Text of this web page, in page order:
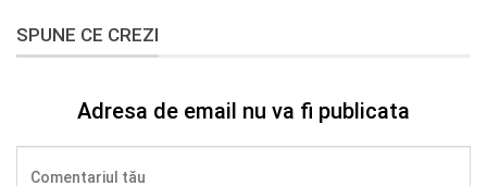
SPUNE CE CREZI
Adresa de email nu va fi publicata